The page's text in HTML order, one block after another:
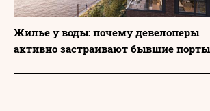
Жилье у воды: почему девелоперы
активно застраивают бывшие порты